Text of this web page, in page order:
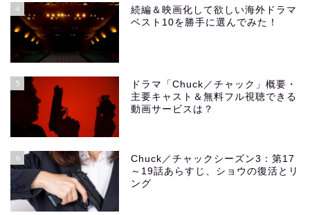
4
続編＆映画化して欲しい海外ドラマ
ベスト10を勝手に選んでみた！
5
ドラマ「Chuck／チャック」概要・
主要キャスト＆無料フル視聴できる
動画サービスは？
6
Chuck／チャックシーズン3：第17
～19話あらすじ、ショウの復活とリ
ング